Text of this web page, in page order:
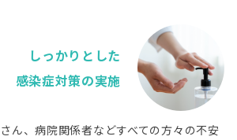
南福祉医療協会 大田病院 病院詳細
病院詳細
しっかりとした
感染症対策の実施
ん、病院関係者などすべての方々の不安